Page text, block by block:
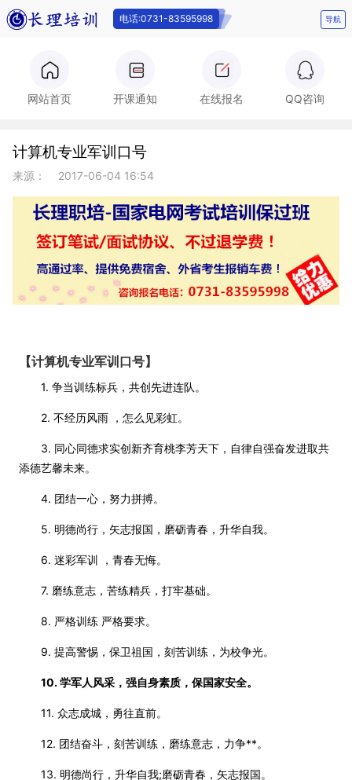
83595998
电话:0731-83595998 导航
网站首页 开课通知 在线报名 QQ咨询
计算机专业军训口号
来源： 2017-06-04 16:54
【计算机专业军训口号】
1. 争当训练标兵，共创先进连队。
2. 不经历风雨 ，怎么见彩虹。
3. 同心同德求实创新齐育桃李芳天下，自律自强奋发进取共
添德艺馨未来。
4. 团结一心，努力拼搏。
5. 明德尚行，矢志报国，磨砺青春，升华自我。
6. 迷彩军训 ，青春无悔。
7. 磨练意志，苦练精兵，打牢基础。
8. 严格训练 严格要求。
9. 提高警惕，保卫祖国，刻苦训练，为校争光。
10. 学军人风采，强自身素质，保国家安全。
11. 众志成城，勇往直前。
12. 团结奋斗，刻苦训练，磨练意志，力争**。
13. 明德尚行，升华自我;磨砺青春，矢志报国。